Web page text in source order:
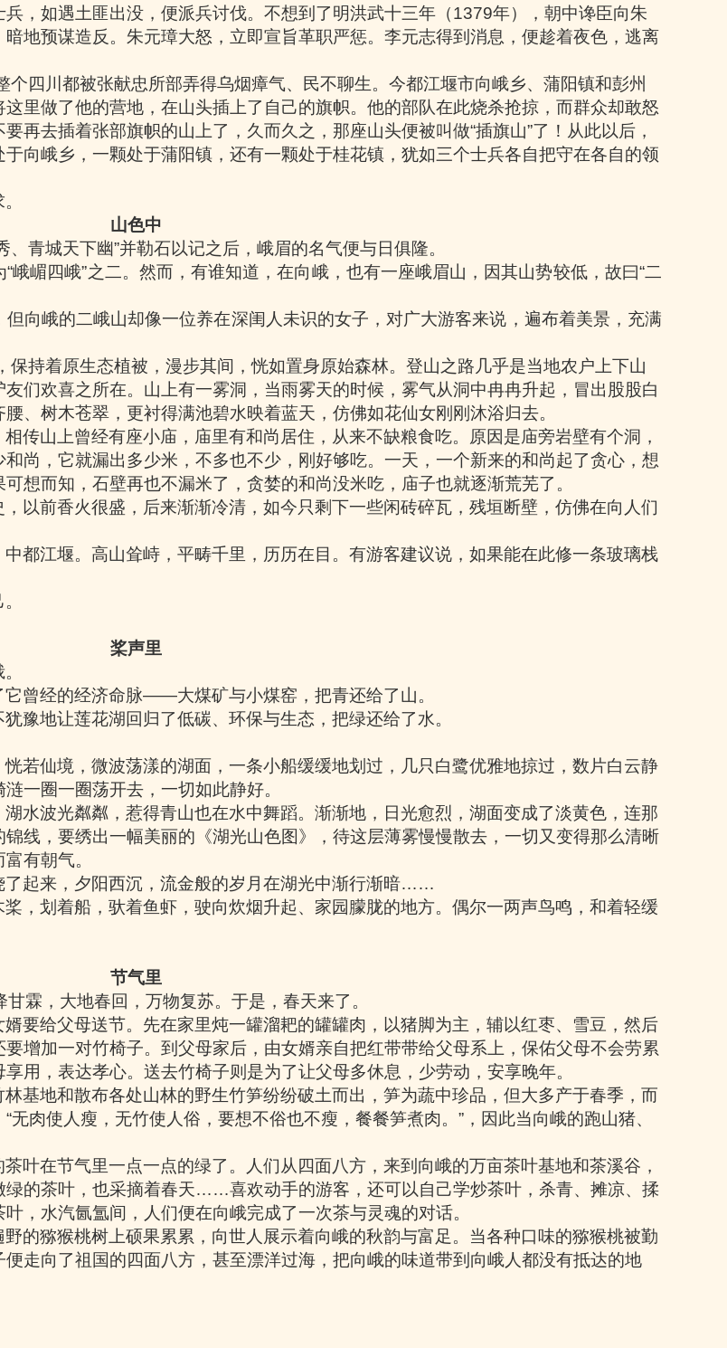
，如遇土匪出没，便派兵讨伐。不想到了明洪武十三年（1379年），朝中谗臣向朱
地预谋造反。朱元璋大怒，立即宣旨革职严惩。李元志得到消息，便趁着夜色，逃离
个四川都被张献忠所部弄得乌烟瘴气、民不聊生。今都江堰市向峨乡、蒲阳镇和彭州
里做了他的营地，在山头插上了自己的旗帜。他的部队在此烧杀抢掠，而群众却敢怒
再去插着张部旗帜的山上了，久而久之，那座山头便被叫做“插旗山”了！从此以后，
向峨乡，一颗处于蒲阳镇，还有一颗处于桂花镇，犹如三个士兵各自把守在各自的领
山色中
、青城天下幽”并勒石以记之后，峨眉的名气便与日俱隆。
“峨嵋四峨”之二。然而，有谁知道，在向峨，也有一座峨眉山，因其山势较低，故曰“二
向峨的二峨山却像一位养在深闺人未识的女子，对广大游客来说，遍布着美景，充满
保持着原生态植被，漫步其间，恍如置身原始森林。登山之路几乎是当地农户上下山
们欢喜之所在。山上有一雾洞，当雨雾天的时候，雾气从洞中冉冉升起，冒出股股白
、树木苍翠，更衬得满池碧水映着蓝天，仿佛如花仙女刚刚沐浴归去。
传山上曾经有座小庙，庙里有和尚居住，从来不缺粮食吃。原因是庙旁岩壁有个洞，
尚，它就漏出多少米，不多也不少，刚好够吃。一天，一个新来的和尚起了贪心，想
想而知，石壁再也不漏米了，贪婪的和尚没米吃，庙子也就逐渐荒芜了。
以前香火很盛，后来渐渐冷清，如今只剩下一些闲砖碎瓦，残垣断壁，仿佛在向人们
都江堰。高山耸峙，平畴千里，历历在目。有游客建议说，如果能在此修一条玻璃栈
桨声里
曾经的经济命脉——大煤矿与小煤窑，把青还给了山。
豫地让莲花湖回归了低碳、环保与生态，把绿还给了水。
若仙境，微波荡漾的湖面，一条小船缓缓地划过，几只白鹭优雅地掠过，数片白云静
一圈一圈荡开去，一切如此静好。
水波光粼粼，惹得青山也在水中舞蹈。渐渐地，日光愈烈，湖面变成了淡黄色，连那
线，要绣出一幅美丽的《湖光山色图》，待这层薄雾慢慢散去，一切又变得那么清晰
有朝气。
起来，夕阳西沉，流金般的岁月在湖光中渐行渐暗……
，划着船，驮着鱼虾，驶向炊烟升起、家园朦胧的地方。偶尔一两声鸟鸣，和着轻缓
节气里
霖，大地春回，万物复苏。于是，春天来了。
要给父母送节。先在家里炖一罐溜耙的罐罐肉，以猪脚为主，辅以红枣、雪豆，然后
增加一对竹椅子。到父母家后，由女婿亲自把红带带给父母系上，保佑父母不会劳累
用，表达孝心。送去竹椅子则是为了让父母多休息，少劳动，安享晚年。
基地和散布各处山林的野生竹笋纷纷破土而出，笋为蔬中珍品，但大多产于春季，而
“无肉使人瘦，无竹使人俗，要想不俗也不瘦，餐餐笋煮肉。 ” ，因此当向峨的跑山猪、
叶在节气里一点一点的绿了。人们从四面八方，来到向峨的万亩茶叶基地和茶溪谷，
的茶叶，也采摘着春天……喜欢动手的游客，还可以自己学炒茶叶，杀青、摊凉、揉
，水汽氤氲间，人们便在向峨完成了一次茶与灵魂的对话。
的猕猴桃树上硕果累累，向世人展示着向峨的秋韵与富足。当各种口味的猕猴桃被勤
走向了祖国的四面八方，甚至漂洋过海，把向峨的味道带到向峨人都没有抵达的地